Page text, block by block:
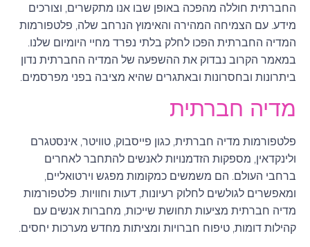
החברתית חוללה מהפכה באופן שבו אנו מתקשרים, וצורכים
מידע. עם הצמיחה המהירה והאימוץ הנרחב שלה, פלטפורמות
המדיה החברתית הפכו לחלק בלתי נפרד מחיי היומיום שלנו.
במאמר הקרוב נבדוק את ההשפעה של המדיה החברתית נדון
ביתרונות ובחסרונות ובאתגרים שהיא מציבה בפני מפרסמים.
מדיה חברתית
פלטפורמות מדיה חברתית, כגון פייסבוק, טוויטר, אינסטגרם
ולינקדאין, מספקות הזדמנויות לאנשים להתחבר לאחרים
ברחבי העולם. הם משמשים כמקומות מפגש וירטואליים,
ומאפשרים לגולשים לחלוק רעיונות, דעות וחוויות. פלטפורמות
מדיה חברתית מציעות תחושת שייכות, מחברות אנשים עם
קהילות דומות, טיפוח חברויות ומציתות מחדש מערכות יחסים.